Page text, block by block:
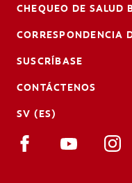
CHEQUEO DE SALUD
CORRESPONDENCIA
SUSCRÍBASE
CONTÁCTENOS
SV (ES)